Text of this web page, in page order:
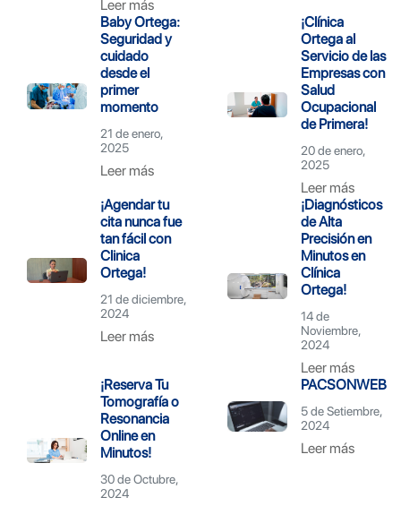
Leer más
Baby Ortega:
Seguridad y
cuidado
desde el
primer
momento
21 de enero,
2025
Leer más
¡Clínica
Ortega al
Servicio de las
Empresas con
Salud
Ocupacional
de Primera!
20 de enero,
2025
Leer más
¡Agendar tu
cita nunca fue
tan fácil con
Clinica
Ortega!
21 de diciembre,
2024
Leer más
¡Diagnósticos
de Alta
Precisión en
Minutos en
Clínica
Ortega!
14 de
Noviembre,
2024
Leer más
¡Reserva Tu
Tomografía o
Resonancia
Online en
Minutos!
30 de Octubre,
2024
PACSONWEB
5 de Setiembre,
2024
Leer más